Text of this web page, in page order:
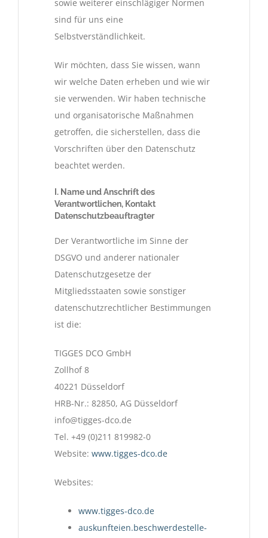
sowie weiterer einschlägiger Normen
sind für uns eine
Selbstverständlichkeit.
Wir möchten, dass Sie wissen, wann
wir welche Daten erheben und wie wir
sie verwenden. Wir haben technische
und organisatorische Maßnahmen
getroffen, die sicherstellen, dass die
Vorschriften über den Datenschutz
beachtet werden.
I. Name und Anschrift des
Verantwortlichen, Kontakt
Datenschutzbeauftragter
Der Verantwortliche im Sinne der
DSGVO und anderer nationaler
Datenschutzgesetze der
Mitgliedsstaaten sowie sonstiger
datenschutzrechtlicher Bestimmungen
ist die:
TIGGES DCO GmbH
Zollhof 8
40221 Düsseldorf
HRB-Nr.: 82850, AG Düsseldorf
info@tigges-dco.de
Tel. +49 (0)211 819982-0
Website: www.tigges-dco.de
Websites:
www.tigges-dco.de
auskunfteien.beschwerdestelle-